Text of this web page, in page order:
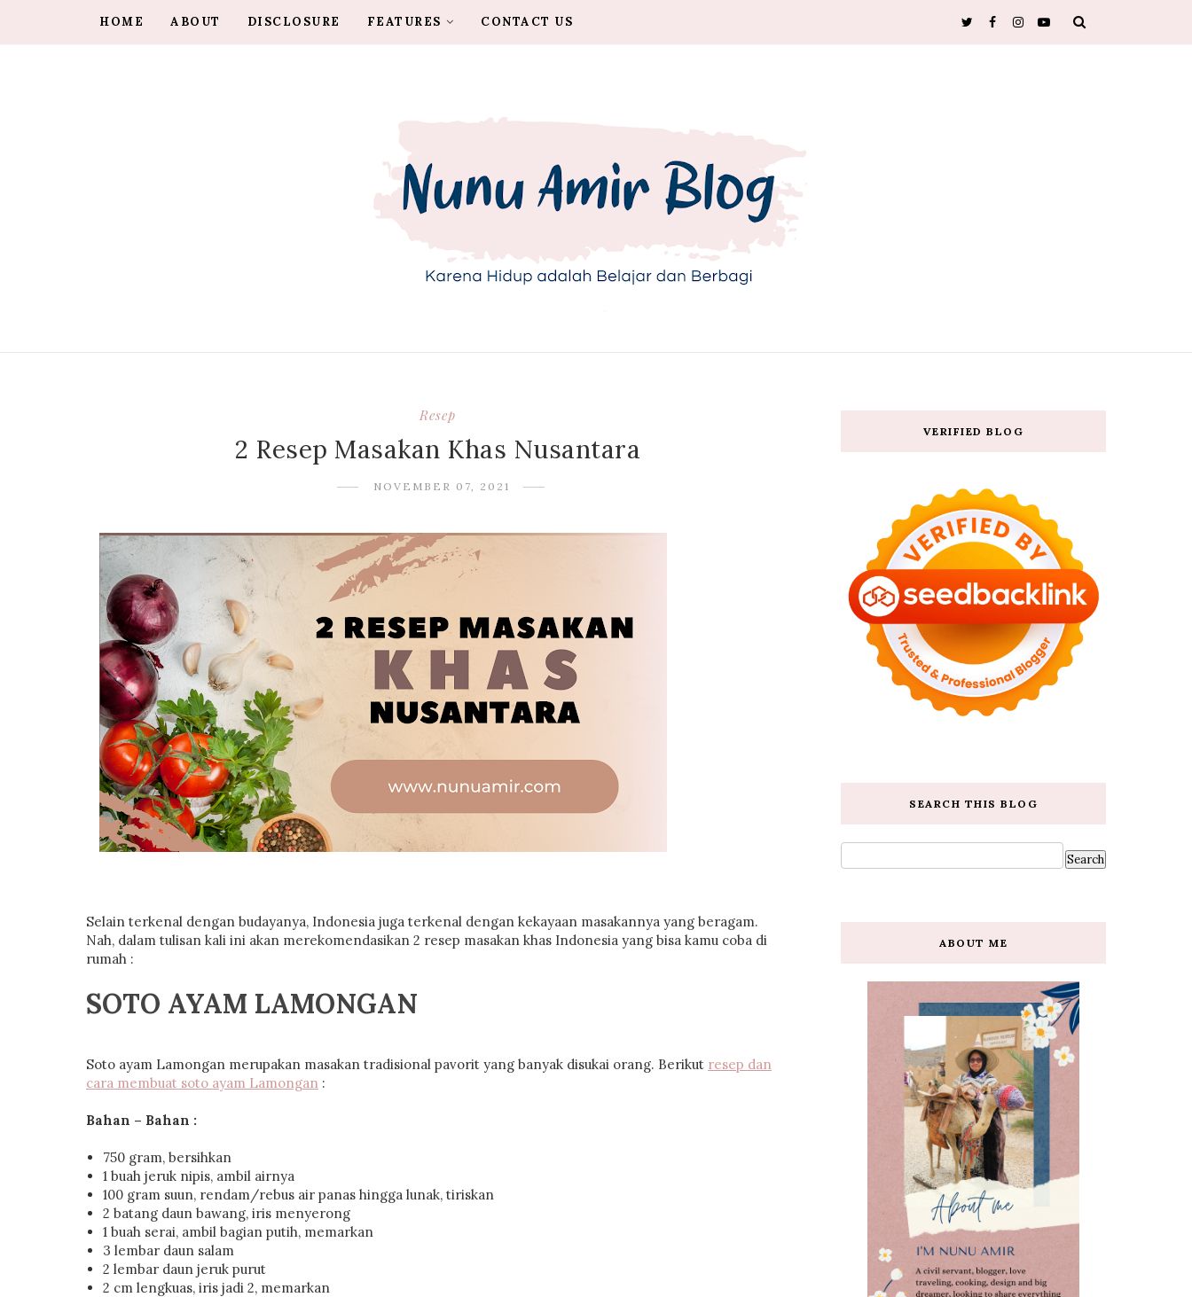
HOME ABOUT DISCLOSURE FEATURES CONTACT US
Resep
2 Resep Masakan Khas Nusantara
NOVEMBER 07, 2021
Selain terkenal dengan budayanya, Indonesia juga terkenal dengan kekayaan masakannya yang beragam.
Nah, dalam tulisan kali ini akan merekomendasikan 2 resep masakan khas Indonesia yang bisa kamu coba di
rumah :
SOTO AYAM LAMONGAN
Soto ayam Lamongan merupakan masakan tradisional pavorit yang banyak disukai orang. Berikut resep dan
cara membuat soto ayam Lamongan :
Bahan – Bahan :
750 gram, bersihkan
1 buah jeruk nipis, ambil airnya
100 gram suun, rendam/rebus air panas hingga lunak, tiriskan
2 batang daun bawang, iris menyerong
1 buah serai, ambil bagian putih, memarkan
3 lembar daun salam
2 lembar daun jeruk purut
2 cm lengkuas, iris jadi 2, memarkan
VERIFIED BLOG
SEARCH THIS BLOG
ABOUT ME